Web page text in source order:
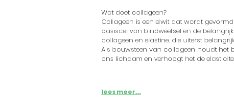
Wat doet collageen?
Collageen is een eiwit dat wordt
basiscel van bindweefsel en de
collageen en elastine, die uiterst
Als bouwsteen van collageen houdt het
ons lichaam en verhoogt het de
lees meer...